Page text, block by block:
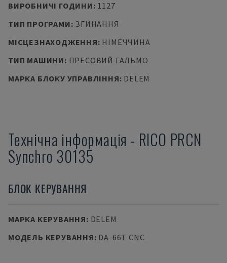
ВИРОБНИЧІ ГОДИНИ: 1127
ТИП ПРОГРАМИ: ЗГИНАННЯ
МІСЦЕЗНАХОДЖЕННЯ: НІМЕЧЧИНА
ТИП МАШИНИ: ПРЕСОВИЙ ГАЛЬМО
МАРКА БЛОКУ УПРАВЛІННЯ: DELEM
Технічна інформація - RICO PRCN
Synchro 30135
БЛОК КЕРУВАННЯ
МАРКА КЕРУВАННЯ: DELEM
МОДЕЛЬ КЕРУВАННЯ: DA-66T CNC